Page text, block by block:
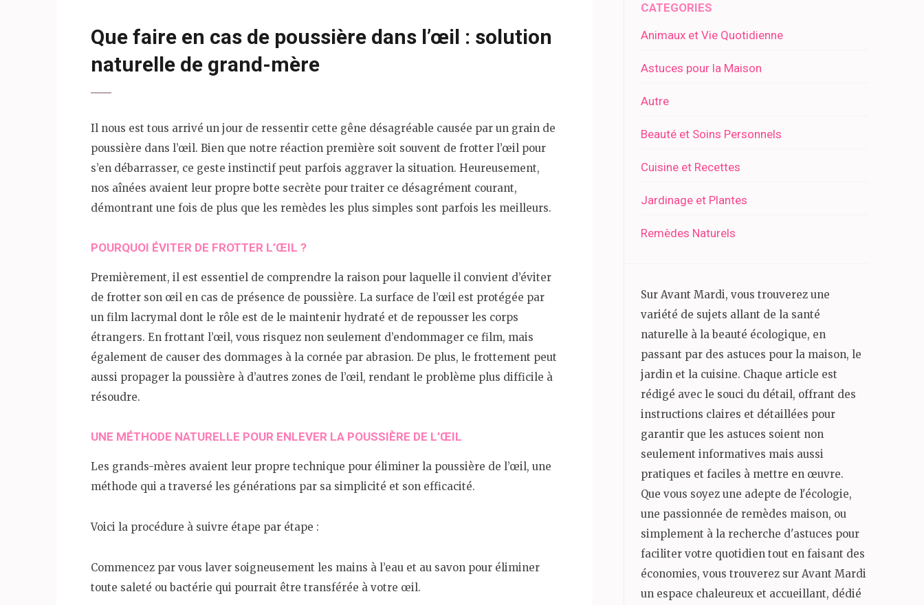
Que faire en cas de poussière dans l’œil : solution
naturelle de grand-mère
Il nous est tous arrivé un jour de ressentir cette gêne désagréable causée par un grain de
poussière dans l’œil. Bien que notre réaction première soit souvent de frotter l’œil pour
s’en débarrasser, ce geste instinctif peut parfois aggraver la situation. Heureusement,
nos aînées avaient leur propre botte secrète pour traiter ce désagrément courant,
démontrant une fois de plus que les remèdes les plus simples sont parfois les meilleurs.
POURQUOI ÉVITER DE FROTTER L’ŒIL ?
Premièrement, il est essentiel de comprendre la raison pour laquelle il convient d’éviter
de frotter son œil en cas de présence de poussière. La surface de l’œil est protégée par
un film lacrymal dont le rôle est de le maintenir hydraté et de repousser les corps
étrangers. En frottant l’œil, vous risquez non seulement d’endommager ce film, mais
également de causer des dommages à la cornée par abrasion. De plus, le frottement peut
aussi propager la poussière à d’autres zones de l’œil, rendant le problème plus difficile à
résoudre.
UNE MÉTHODE NATURELLE POUR ENLEVER LA POUSSIÈRE DE L’ŒIL
Les grands-mères avaient leur propre technique pour éliminer la poussière de l’œil, une
méthode qui a traversé les générations par sa simplicité et son efficacité.
Voici la procédure à suivre étape par étape :
Commencez par vous laver soigneusement les mains à l’eau et au savon pour éliminer
toute saleté ou bactérie qui pourrait être transférée à votre œil.
CATEGORIES
Animaux et Vie Quotidienne
Astuces pour la Maison
Autre
Beauté et Soins Personnels
Cuisine et Recettes
Jardinage et Plantes
Remèdes Naturels
Sur Avant Mardi, vous trouverez une
variété de sujets allant de la santé
naturelle à la beauté écologique, en
passant par des astuces pour la maison, le
jardin et la cuisine. Chaque article est
rédigé avec le souci du détail, offrant des
instructions claires et détaillées pour
garantir que les astuces soient non
seulement informatives mais aussi
pratiques et faciles à mettre en œuvre.
Que vous soyez une adepte de l'écologie,
une passionnée de remèdes maison, ou
simplement à la recherche d'astuces pour
faciliter votre quotidien tout en faisant des
économies, vous trouverez sur Avant Mardi
un espace chaleureux et accueillant, dédié